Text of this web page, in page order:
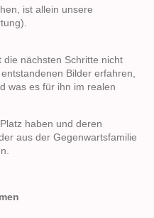
ist allein unsere
die nächsten Schritte nicht
Bilder erfahren,
was es für ihn im realen
haben und deren
aus der Gegenwartsfamilie